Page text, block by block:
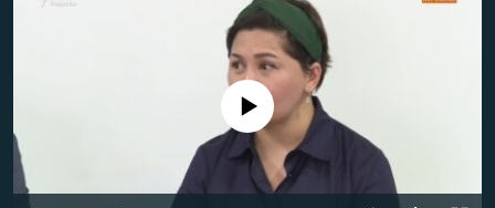
Русский
No media source currently available